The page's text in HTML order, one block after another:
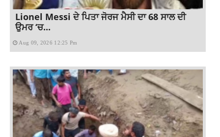
Lionel Messi ਦੇ ਪਿਤਾ ਜੋਰਜ ਮੈਸੀ ਦਾ 68 ਸਾਲ ਦੀ
ਉਮਰ ‘ਚ...
Aug 09, 2026 12:25 Pm